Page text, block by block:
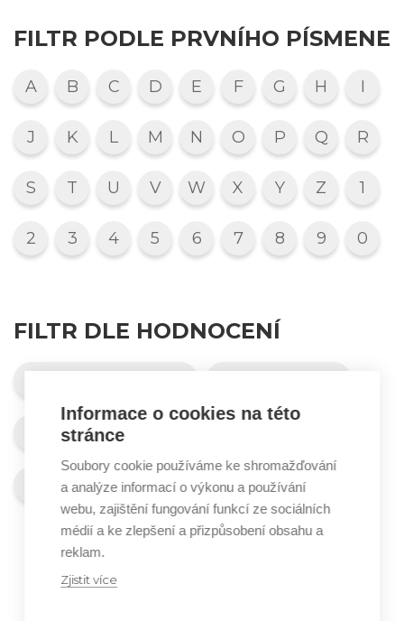
FILTR PODLE PRVNÍHO PÍSMENE
A B C D E F G H I
J K L M N O P Q R
S T U V W X Y Z 1
2 3 4 5 6 7 8 9 0
FILTR DLE HODNOCENÍ
Doporučuje se omezeně
Nedoporučuje se Nelze posoudit
Informace o cookies na této
stránce
Soubory cookie používáme ke shromažďování
a analýze informací o výkonu a používání
webu, zajištění fungování funkcí ze sociálních
médií a ke zlepšení a přizpůsobení obsahu a
reklam.
Zjistit více